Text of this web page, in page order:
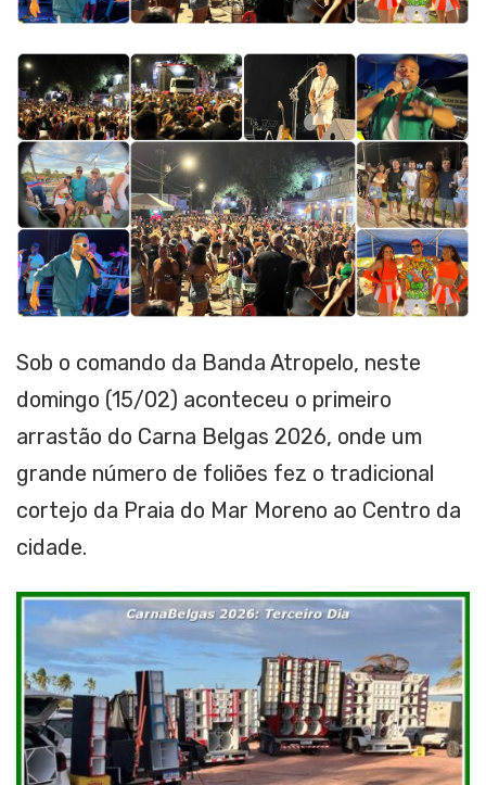
Sob o comando da Banda Atropelo, neste
domingo (15/02) aconteceu o primeiro
arrastão do Carna Belgas 2026, onde um
grande número de foliões fez o tradicional
cortejo da Praia do Mar Moreno ao Centro da
cidade.